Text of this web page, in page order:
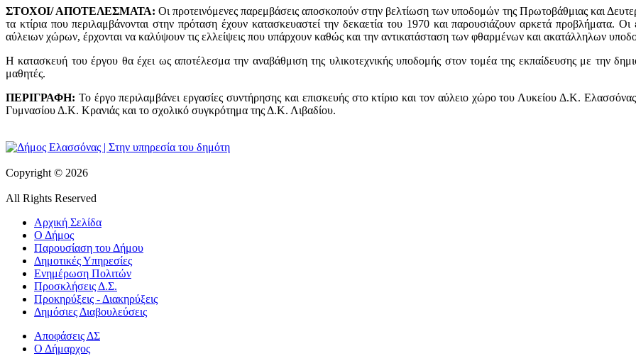
ΣΤΟΧΟΙ/ ΑΠΟΤΕΛΕΣΜΑΤΑ: Οι προτεινόμενες παρεμβάσεις αποσκοπούν στην βελτίωση των υποδομών της Πρωτοβάθμιας και
τα κτίρια που περιλαμβάνονται στην πρόταση έχουν κατασκευαστεί την δεκαετία του 1970 και παρουσιάζουν αρκετά προβλήματα.
αύλειων χώρων, έρχονται να καλύψουν τις ελλείψεις που υπάρχουν καθώς και την αντικατάσταση των φθαρμένων και ακατάλληλων
Η κατασκευή του έργου θα έχει ως αποτέλεσμα την αναβάθμιση της υλικοτεχνικής υποδομής στον τομέα της εκπαίδευσης με την
μαθητές.
ΠΕΡΙΓΡΑΦΗ: Το έργο περιλαμβάνει εργασίες συντήρησης και επισκευής στο κτίριο και τον αύλειο χώρο του Λυκείου Δ.Κ.
Γυμνασίου Δ.Κ. Κρανιάς και το σχολικό συγκρότημα της Δ.Κ. Λιβαδίου.
Copyright © 2026
All Rights Reserved
Αρχική Σελίδα
Ο Δήμος
Παρουσίαση του Δήμου
Δημοτικές Υπηρεσίες
Ενημέρωση Πολιτών
Προσκλήσεις Δ.Σ.
Προκηρύξεις - Διακηρύξεις
Δημόσιες Διαβουλεύσεις
Αποφάσεις ΔΣ
Ο Δήμαρχος